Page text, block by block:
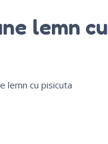
lemn cu
lemn cu pisicuta